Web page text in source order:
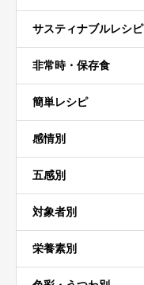
サスティナブルレシピ
非常時・保存食
簡単レシピ
感情別
五感別
対象者別
栄養素別